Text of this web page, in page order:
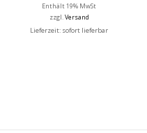
Enthält 19% MwSt
zzgl.Versand
Lieferzeit: sofort lieferbar